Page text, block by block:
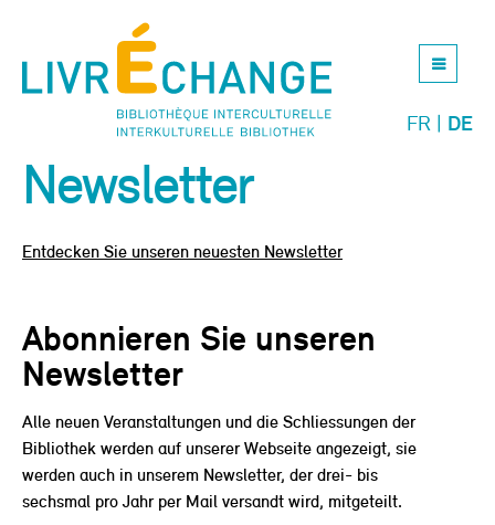
navigation
FR DE
Back
to
Newsletter
Entdecken Sie unseren neuesten Newsletter
Abonnieren Sie unseren
Newsletter
Alle neuen Veranstaltungen und die Schliessungen der
Bibliothek werden auf unserer Webseite angezeigt, sie
werden auch in unserem Newsletter, der drei- bis
sechsmal pro Jahr per Mail versandt wird, mitgeteilt.